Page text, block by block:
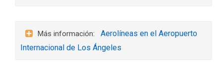
Aerolíneas en el Aeropuerto
Internacional de Los Ángeles